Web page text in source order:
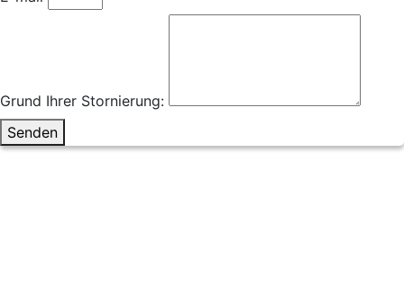
Grund Ihrer Stornierung:
Senden